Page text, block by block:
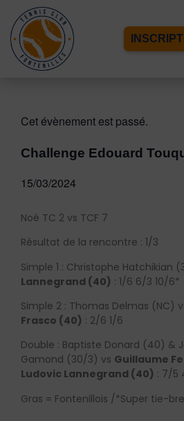
Cet évènement est passé.
Challenge Edouard
15/03/2024
Noé TC 2 vs TCF 7
Résultat de la rencontre : 1/3
Simple 1 : Christophe Hatchikian
Lannegrand (40) : 1/6 6/3 10/6*
Simple 2 : Thomas Delmas (NC)
Frasco (40) : 2/6 1/6
Double : Baptiste Donard (40) &
Gamond (30/3) vs Guillaume
Ludovic Lannegrand (40) : 7/5
Gras = Fontenillois /*Super tie-